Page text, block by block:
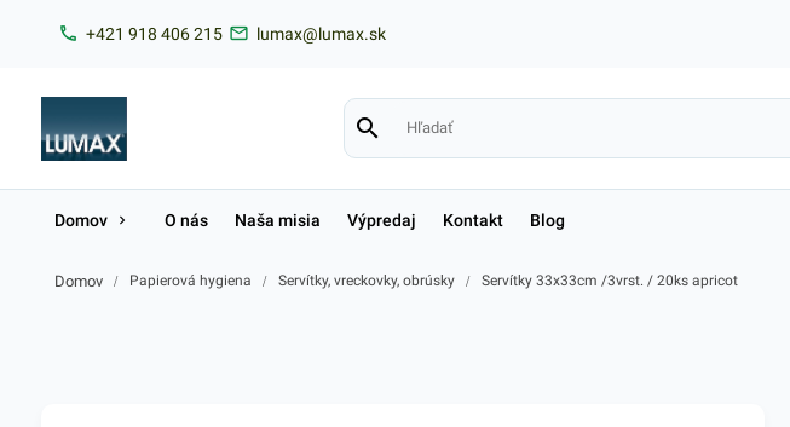
+421 918 406 215 lumax@lumax.sk
Domov O nás Naša misia Výpredaj Kontakt Blog
Domov / Papierová hygiena / Servítky, vreckovky, obrúsky / Servítky 33x33cm /3vrst. / 20ks apricot